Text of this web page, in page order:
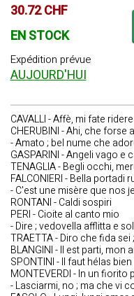
30.72 CHF
EN STOCK
Expédition prévue
AUJOURD'HUI
CAVALLI - Affè, mi fate ridere
CHERUBINI - Ahi, che forse
- Amato ; bel nume che
GASPARINI - Angeli vago e
TENAGLIA - Begli occhi,
FALCONIERI - Bella portadi
- C'est une misère que nos
RONTANI - Caldi sospiri
PERI - Cioite al canto mio
- Dire ; vedovella afflitta e
TRAETTA - Diro che fida
BLANGINI - Il est parti, mon
SPONTINI - Il faut hélas
MONTEVERDI - In un fiorito
- Lasciarmi, no ; ma che vi